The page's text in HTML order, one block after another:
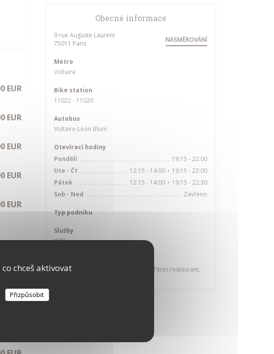
chceš aktivovat
Přizpůsobit
EUR
EUR
EUR
EUR
EUR
EUR
EUR
Obecné informace
9 rue Auguste Laurent
75011 Paris((otevře se v novém okně)) NASMĚROVÁNÍ
Metro
Voltaire
Bike station
11022 - 11020
Autobus
Voltaire-Léon Blum
Otevírací hodiny
Pondělí
19:15 - 22:00
Ute - Čt 12:15 - 14:00 • 19:15 - 22:00
Pátek
12:15 - 14:00 • 19:15 - 22:30
Sob - Ned Zavřeno
Typ podniku
Služby
WIFI
American Express, Titres restaurantTitres restaurant,